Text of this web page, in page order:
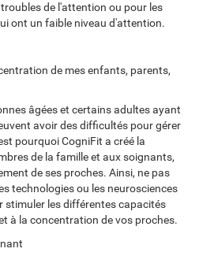
de l'attention ou pour les
ont un faible niveau d'attention.
de mes enfants, parents,
âgées et certains adultes ayant
avoir des difficultés pour gérer
pourquoi CogniFit a créé la
de la famille et aux soignants,
de ses proches. Ainsi, ne pas
technologies ou les neurosciences
stimuler les différentes capacités
à la concentration de vos proches.